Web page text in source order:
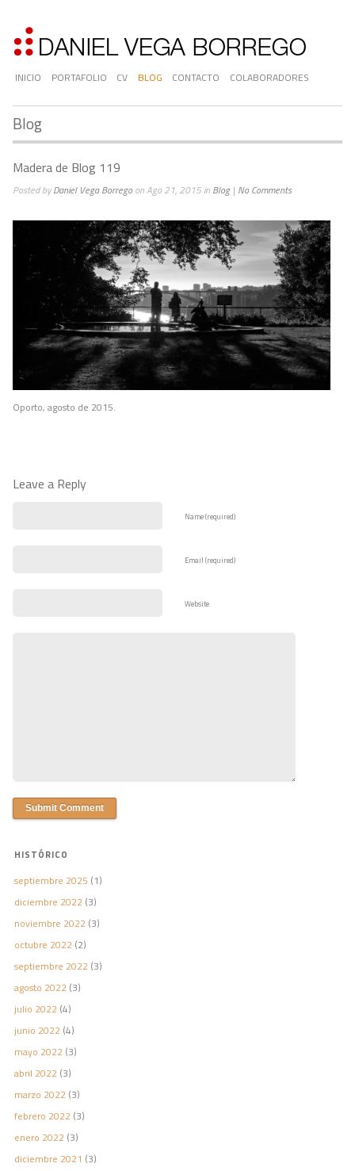
INICIO PORTAFOLIO CV BLOG CONTACTO COLABORADORES
Blog
Madera de Blog 119
Posted byDaniel Vega Borrego on Ago 21, 2015 in Blog| No Comments
Oporto, agosto de 2015.
Leave a Reply
Name (required)
Email (required)
Website
HISTÓRICO
septiembre 2025 (1)
diciembre 2022 (3)
noviembre 2022 (3)
octubre 2022 (2)
septiembre 2022 (3)
agosto 2022 (3)
julio 2022 (4)
junio 2022 (4)
mayo 2022 (3)
abril 2022 (3)
marzo 2022 (3)
febrero 2022 (3)
enero 2022 (3)
diciembre 2021 (3)